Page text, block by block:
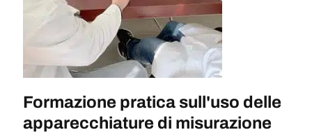
Formazione pratica sull'uso delle
apparecchiature di misurazione